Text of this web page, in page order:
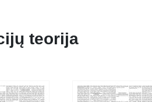
teorija